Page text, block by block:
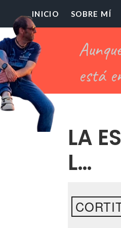
El
INICIO SOBRE MÍ
LA
L…